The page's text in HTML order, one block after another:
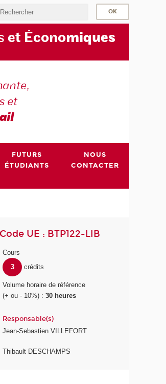
et Économiques
et
ail
FUTURS
ÉTUDIANTS
NOUS
CONTACTER
Code UE : BTP122-LIB
Cours
3
crédits
Volume horaire de référence
(+ ou - 10%) :30 heures
Responsable(s)
Jean-Sebastien VILLEFORT
Thibault DESCHAMPS